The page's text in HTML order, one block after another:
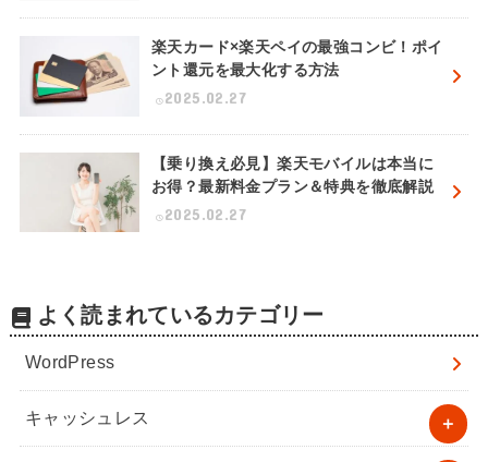
楽天カード×楽天ペイの最強コンビ！ポイ
ント還元を最大化する方法
2025.02.27
【乗り換え必見】楽天モバイルは本当に
お得？最新料金プラン＆特典を徹底解説
2025.02.27
よく読まれているカテゴリー
WordPress
キャッシュレス